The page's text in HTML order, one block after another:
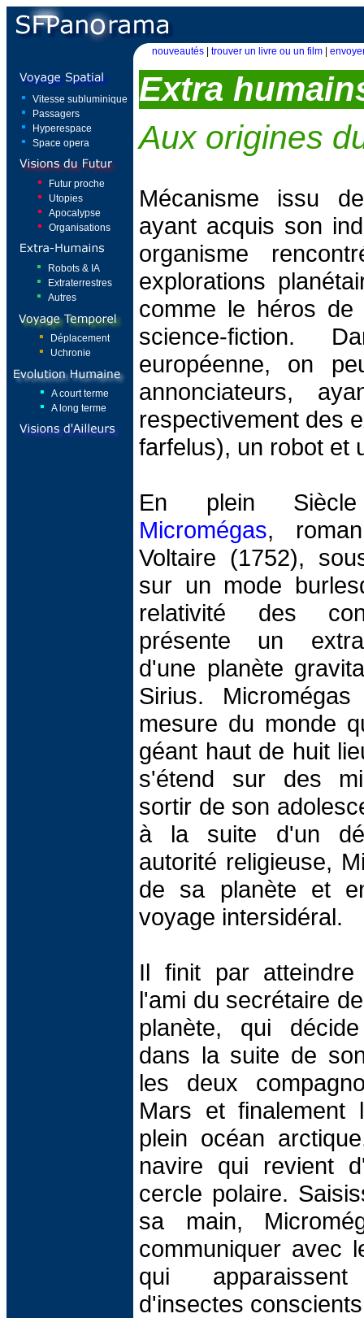
nouveautés trouver un livre ou un film
Vitesse subluminique
Passagers
Hyperespace
Space opera
Futur proche
Utopies
Apocalypse
Organisations
Robots & IA
Extraterrestres
Autres
Déplacement
Uchronie
A court terme
A long terme
Extra
Aux origines
Mécanisme issu
ayant acquis son
organisme
explorations
comme le héros de
science-fiction.
européenne, on
annonciateurs,
respectivement des
farfelus), un robot et
En plein
Micromégas,
Voltaire (1752),
sur un mode
relativité des
présente un
d'une planète
Sirius.
mesure du monde
géant haut de huit
s'étend sur des
sortir de son
à la suite d'un
autorité religieuse,
de sa planète et
voyage intersidéral.
Il finit par
l'ami du secrétaire
planète, qui
dans la suite de
les deux
Mars et finalement
plein océan
navire qui revient
cercle polaire.
sa main,
communiquer avec
qui
d'insectes